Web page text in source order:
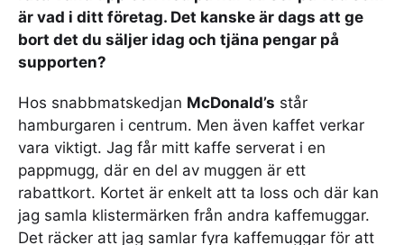
är vad i ditt företag. Det kanske är dags att ge
bort det du säljer idag och tjäna pengar på
supporten?
Hos snabbmatskedjan McDonald’s står
hamburgaren i centrum. Men även kaffet verkar
vara viktigt. Jag får mitt kaffe serverat i en
pappmugg, där en del av muggen är ett
rabattkort. Kortet är enkelt att ta loss och där kan
jag samla klistermärken från andra kaffemuggar.
Det räcker att jag samlar fyra kaffemuggar för att